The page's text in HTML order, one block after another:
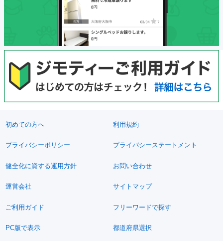
初めての方へ 利用規約
プライバシーポリシー プライバシーステートメント
健全化に資する運用方針 お問い合わせ
運営会社 サイトマップ
ご利用ガイド フリーワードで探す
PC版で表示 都道府県選択